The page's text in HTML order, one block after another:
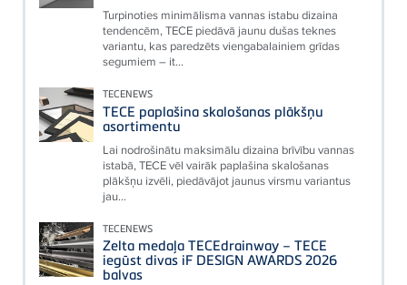
Turpinoties minimālisma vannas istabu dizaina
tendencēm, TECE piedāvā jaunu dušas teknes
variantu, kas paredzēts viengabalainiem grīdas
segumiem – it...
TECENEWS
TECE paplašina skalošanas plākšņu
asortimentu
Lai nodrošinātu maksimālu dizaina brīvību vannas
istabā, TECE vēl vairāk paplašina skalošanas
plākšņu izvēli, piedāvājot jaunus virsmu variantus
jau...
TECENEWS
Zelta medaļa TECEdrainway – TECE
iegūst divas iF DESIGN AWARDS 2026
balvas